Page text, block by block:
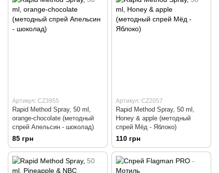
Артикул: CZ3955
Rapid Method Spray, 50 ml,
orange-chocolate (методный
спрей Апельсин - шоколад)
85 грн
Артикул: CZ2057
Rapid Method Spray, 50 ml,
Honey & apple (методный
спрей Мёд - Яблоко)
110 грн